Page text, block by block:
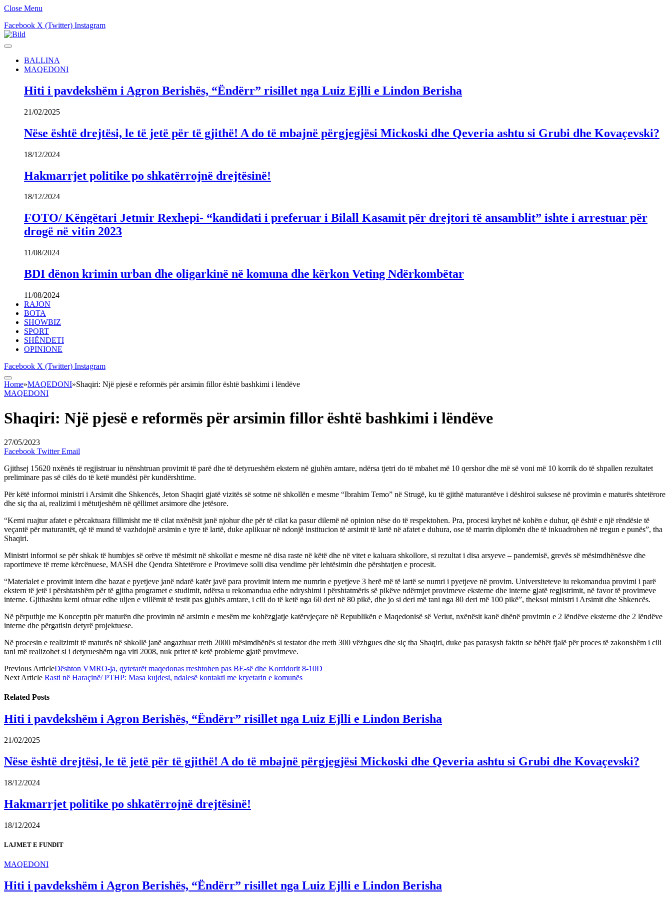
Close Menu
Facebook X (Twitter) Instagram
BALLINA
MAQEDONI
Hiti i pavdekshëm i Agron Berishës, “Ëndërr” risillet nga Luiz Ejlli e Lindon Berisha
21/02/2025
Nëse është drejtësi, le të jetë për të gjithë! A do të mbajnë përgjegjësi Mickoski dhe Qeveria ashtu si Grubi dhe Kovaçevski?
18/12/2024
Hakmarrjet politike po shkatërrojnë drejtësinë!
18/12/2024
FOTO/ Këngëtari Jetmir Rexhepi- “kandidati i preferuar i Bilall Kasamit për drejtori të ansamblit” ishte i arrestuar për
drogë në vitin 2023
11/08/2024
BDI dënon krimin urban dhe oligarkinë në komuna dhe kërkon Veting Ndërkombëtar
11/08/2024
RAJON
BOTA
SHOWBIZ
SPORT
SHËNDETI
OPINIONE
Facebook X (Twitter) Instagram
Home»MAQEDONI»Shaqiri: Një pjesë e reformës për arsimin fillor është bashkimi i lëndëve
MAQEDONI
Shaqiri: Një pjesë e reformës për arsimin fillor është bashkimi i lëndëve
27/05/2023
Facebook Twitter Email
Gjithsej 15620 nxënës të regjistruar iu nënshtruan provimit të parë dhe të detyrueshëm ekstern në gjuhën amtare, ndërsa tjetri do të mbahet më 10 qershor dhe më së voni më 10 korrik do të shpallen rezultatet
preliminare pas së cilës do të ketë mundësi për kundërshtime.
Për këtë informoi ministri i Arsimit dhe Shkencës, Jeton Shaqiri gjatë vizitës së sotme në shkollën e mesme “Ibrahim Temo” në Strugë, ku të gjithë maturantëve i dëshiroi suksese në provimin e maturës shtetërore
dhe siç tha ai, realizimi i mëtutjeshëm në qëllimet arsimore dhe jetësore.
“Kemi ruajtur afatet e përcaktuara fillimisht me të cilat nxënësit janë njohur dhe për të cilat ka pasur dilemë në opinion nëse do të respektohen. Pra, procesi kryhet në kohën e duhur, që është e një rëndësie të
veçantë për maturantët, që të mund të vazhdojnë arsimin e tyre të lartë, duke aplikuar në ndonjë institucion të arsimit të lartë në afatet e duhura, ose të marrin diplomën dhe të inkuadrohen në tregun e punës”, tha
Shaqiri.
Ministri informoi se për shkak të humbjes së orëve të mësimit në shkollat e mesme në disa raste në këtë dhe në vitet e kaluara shkollore, si rezultat i disa arsyeve – pandemisë, grevës së mësimdhënësve dhe
raportimeve të rreme kërcënuese, MASH dhe Qendra Shtetërore e Provimeve solli disa vendime për lehtësimin dhe përshtatjen e procesit.
“Materialet e provimit intern dhe bazat e pyetjeve janë ndarë katër javë para provimit intern me numrin e pyetjeve 3 herë më të lartë se numri i pyetjeve në provim. Universiteteve iu rekomandua provimi i parë
ekstern të jetë i përshtatshëm për të gjitha programet e studimit, ndërsa u rekomandua edhe ndryshimi i përshtatmëris së pikëve ndërmjet provimeve eksterne dhe interne gjatë regjistrimit, në favor të provimeve
interne. Gjithashtu kemi ofruar edhe uljen e villëmit të testit pas gjuhës amtare, i cili do të ketë nga 60 deri në 80 pikë, dhe jo si deri më tani nga 80 deri më 100 pikë”, theksoi ministri i Arsimit dhe Shkencës.
Në përputhje me Konceptin për maturën dhe provimin në arsimin e mesëm me kohëzgjatje katërvjeçare në Republikën e Maqedonisë së Veriut, nxënësit kanë dhënë provimin e 2 lëndëve eksterne dhe 2 lëndëve
interne dhe përgatisin detyrë projektuese.
Në procesin e realizimit të maturës në shkollë janë angazhuar rreth 2000 mësimdhënës si testator dhe rreth 300 vëzhgues dhe siç tha Shaqiri, duke pas parasysh faktin se bëhët fjalë për proces të zakonshëm i cili
tani më realizohet si i detyrueshëm nga viti 2008, nuk pritet të ketë probleme gjatë provimeve.
Previous ArticleDështon VMRO-ja, qytetarët maqedonas rreshtohen pas BE-së dhe Korridorit 8-10D
Next Article Rasti në Haraçinë/ PTHP: Masa kujdesi, ndalesë kontakti me kryetarin e komunës
Related Posts
Hiti i pavdekshëm i Agron Berishës, “Ëndërr” risillet nga Luiz Ejlli e Lindon Berisha
21/02/2025
Nëse është drejtësi, le të jetë për të gjithë! A do të mbajnë përgjegjësi Mickoski dhe Qeveria ashtu si Grubi dhe Kovaçevski?
18/12/2024
Hakmarrjet politike po shkatërrojnë drejtësinë!
18/12/2024
LAJMET E FUNDIT
MAQEDONI
Hiti i pavdekshëm i Agron Berishës, “Ëndërr” risillet nga Luiz Ejlli e Lindon Berisha